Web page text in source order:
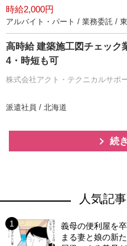
時給2,000円
アルバイト・パート / 業務委託 /
高時給 建築施工図チェック
4・時短も可
株式会社アクト・テクニカルサポ
派遣社員 / 北海道
続
人気記
義母の便利屋を
まる妻と娘の新